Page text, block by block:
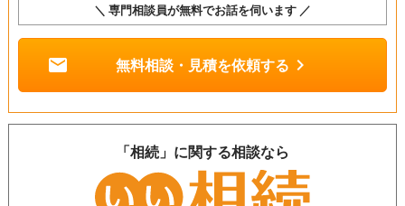
＼ 専門相談員が無料でお話を伺います ／
mail 無料相談・見積を依頼する chevron_right
「相続」に関する相談なら